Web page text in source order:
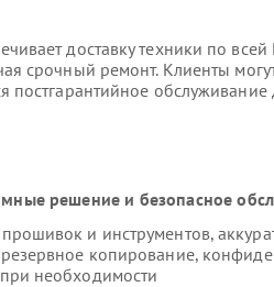
доставку техники по
срочный ремонт. Клиенты
постгарантийное
решение и безопасное
и инструментов,
копирование,
необходимости